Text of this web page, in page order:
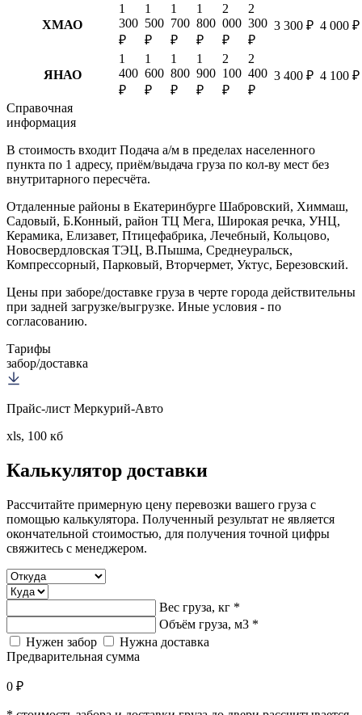
ХМАО
1
300
₽
1
500
₽
1
700
₽
1
800
₽
2
000
₽
2
300
₽
3 300 ₽ 4 000 ₽
ЯНАО
1
400
₽
1
600
₽
1
800
₽
1
900
₽
2
100
₽
2
400
₽
3 400 ₽ 4 100 ₽
Справочная
информация
В стоимость входит Подача а/м в пределах населенного
пункта по 1 адресу, приём/выдача груза по кол-ву мест без
внутритарного пересчёта.
Отдаленные районы в Екатеринбурге Шабровский, Химмаш,
Садовый, Б.Конный, район ТЦ Мега, Широкая речка, УНЦ,
Керамика, Елизавет, Птицефабрика, Лечебный, Кольцово,
Новосвердловская ТЭЦ, В.Пышма, Среднеуральск,
Компрессорный, Парковый, Вторчермет, Уктус, Березовский.
Цены при заборе/доставке груза в черте города действительны
при задней загрузке/выгрузке. Иные условия - по
согласованию.
Тарифы
забор/доставка
Прайс-лист Меркурий-Авто
xls, 100 кб
Калькулятор доставки
Рассчитайте примерную цену перевозки вашего груза с
помощью калькулятора. Полученный результат не является
окончательной стоимостью, для получения точной цифры
свяжитесь с менеджером.
Вес груза, кг *
Объём груза, м3 *
Нужен забор
Нужна доставка
Предварительная сумма
0 ₽